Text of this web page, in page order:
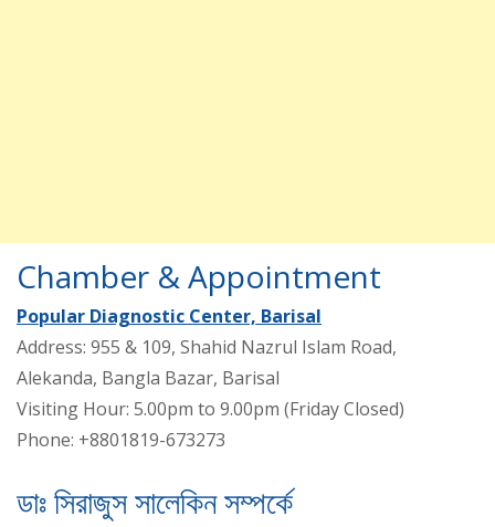
Chamber & Appointment
Popular Diagnostic Center, Barisal
Address: 955 & 109, Shahid Nazrul Islam Road,
Alekanda, Bangla Bazar, Barisal
Visiting Hour: 5.00pm to 9.00pm (Friday Closed)
Phone: +8801819-673273
ডাঃ সিরাজুস সালেকিন সম্পর্কে